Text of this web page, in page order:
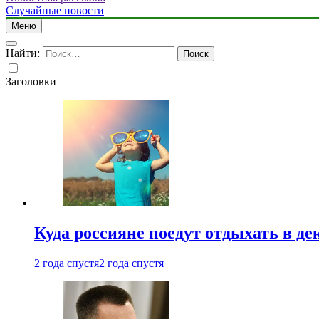
Случайные новости
Меню
Найти:
Заголовки
Куда россияне поедут отдыхать в
2 года спустя2 года спустя